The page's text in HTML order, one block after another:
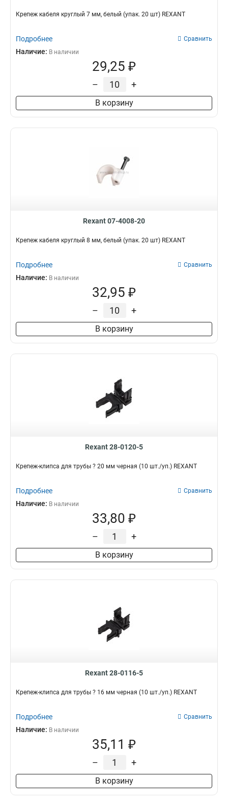
Крепеж кабеля круглый 7 мм, белый (упак. 20 шт) REXANT
Подробнее Сравнить
Наличие: В наличии
29,25 ₽
– +
В корзину
Rexant 07-4008-20
Крепеж кабеля круглый 8 мм, белый (упак. 20 шт) REXANT
Подробнее Сравнить
Наличие: В наличии
32,95 ₽
– +
В корзину
Rexant 28-0120-5
Крепеж-клипса для трубы ? 20 мм черная (10 шт./уп.) REXANT
Подробнее Сравнить
Наличие: В наличии
33,80 ₽
– +
В корзину
Rexant 28-0116-5
Крепеж-клипса для трубы ? 16 мм черная (10 шт./уп.) REXANT
Подробнее Сравнить
Наличие: В наличии
35,11 ₽
– +
В корзину